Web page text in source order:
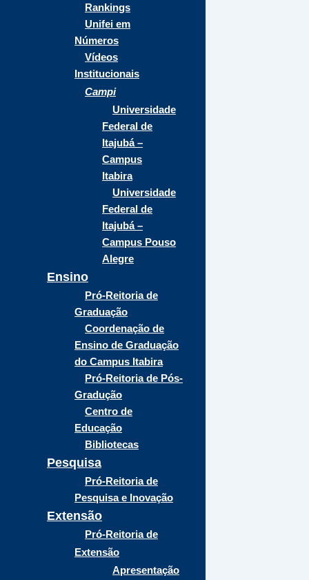
Rankings
Unifei em
Números
Vídeos
Institucionais
Campi
Universidade
Federal de
Itajubá –
Campus
Itabira
Universidade
Federal de
Itajubá –
Campus Pouso
Alegre
Ensino
Pró-Reitoria de
Graduação
Coordenação de
Ensino de Graduação
do Campus Itabira
Pró-Reitoria de Pós-
Gradução
Centro de
Educação
Bibliotecas
Pesquisa
Pró-Reitoria de
Pesquisa e Inovação
Extensão
Pró-Reitoria de
Extensão
Apresentação